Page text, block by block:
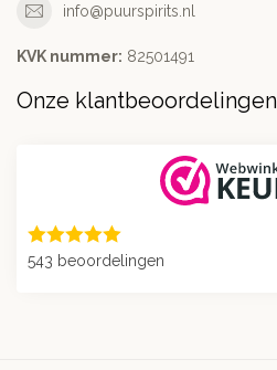
info@puurspirits.nl
KVK nummer: 82501491
Onze klantbeoordelingen
543 beoordelingen